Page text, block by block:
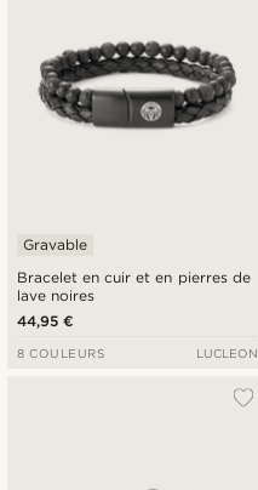
Bracelet en cuir et en pierres de
lave noires
Gravable
44,95 €
8 COULEURS LUCLEON